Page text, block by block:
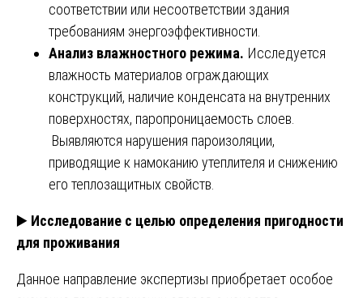
соответствии или несоответствии здания
требованиям энергоэффективности.
Анализ влажностного режима. Исследуется
влажность материалов ограждающих
конструкций, наличие конденсата на внутренних
поверхностях, паропроницаемость слоев.
Выявляются нарушения пароизоляции,
приводящие к намоканию утеплителя и снижению
его теплозащитных свойств.
▶️ Исследование с целью определения пригодности
для проживания
Данное направление экспертизы приобретает особое